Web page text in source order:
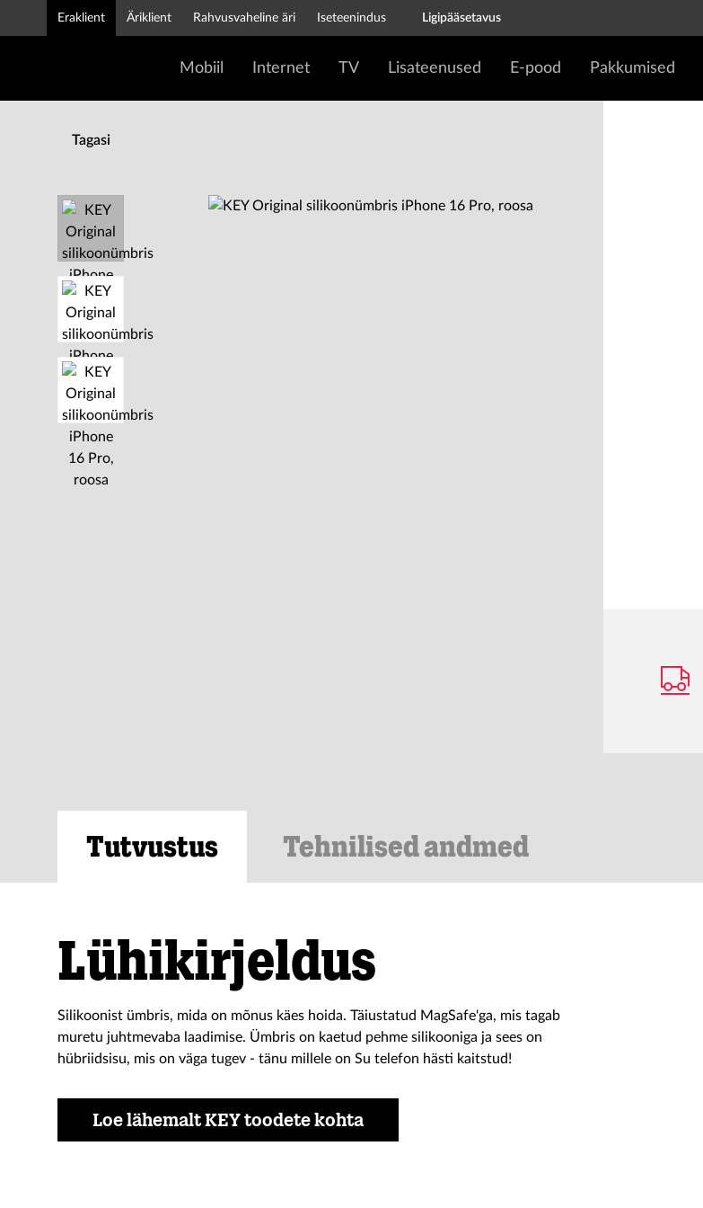
Eraklient Äriklient Rahvusvaheline äri Iseteenindus Ligipääsetavus
Mobiil Internet TV Lisateenused E-pood Pakkumised
Tagasi
Tutvustus Tehnilised andmed
Lühikirjeldus
Silikoonist ümbris, mida on mõnus käes hoida. Täiustatud MagSafe'ga, mis tagab
muretu juhtmevaba laadimise. Ümbris on kaetud pehme silikooniga ja sees on
hübriidsisu, mis on väga tugev - tänu millele on Su telefon hästi kaitstud!
Loe lähemalt KEY toodete kohta